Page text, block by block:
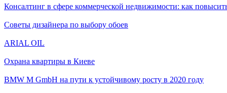
Консалтинг в сфере коммерческой недвижимости: как
Советы дизайнера по выбору обоев
ARIAL OIL
Охрана квартиры в Киеве
BMW M GmbH на пути к устойчивому росту в 2020 году